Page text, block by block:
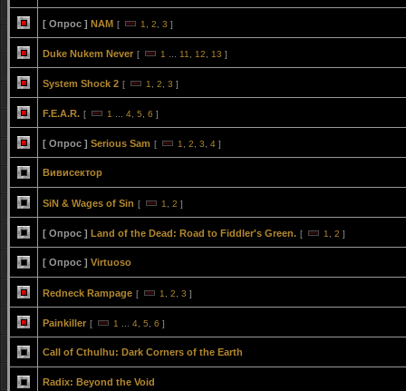
[ Опрос ] NAM [ 1 2 3 ]
Duke Nukem Never [ 1 11 12 13 ]
System Shock 2 [ 1 2 3 ]
F.E.A.R. [ 1 4 5 6 ]
[ Опрос ] Serious Sam [ 1 2 3 4 ]
Вивисектор
SiN & Wages of Sin [ 1 2 ]
[ Опрос ] Land of the Dead: Road to Fiddler's Green. [ 1 2 ]
[ Опрос ] Virtuoso
Redneck Rampage [ 1 2 3 ]
Painkiller [ 1 4 5 6 ]
Call of Cthulhu: Dark Corners of the Earth
Radix: Beyond the Void